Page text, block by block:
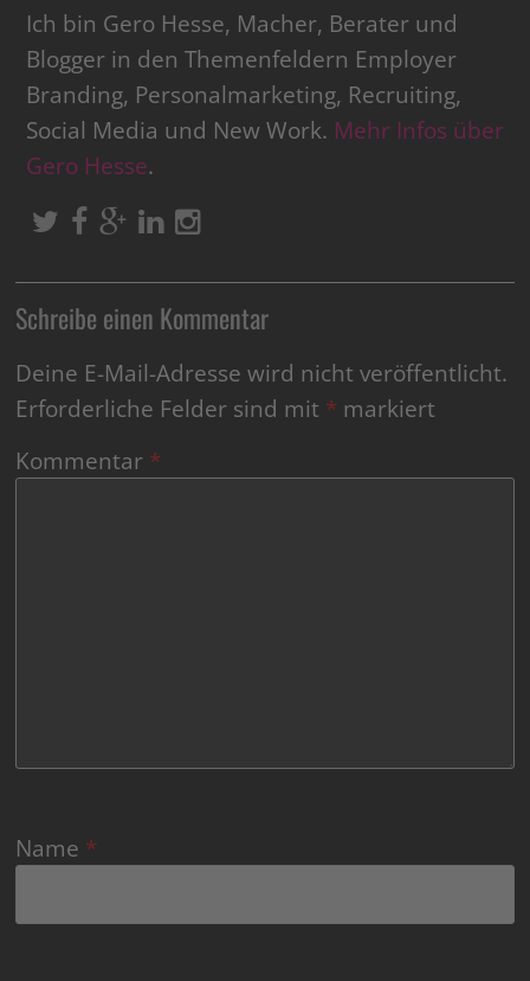
Ich bin Gero Hesse, Macher, Berater und
Blogger in den Themenfeldern Employer
Branding, Personalmarketing, Recruiting,
Social Media und New Work. Mehr Infos über
Gero Hesse.
Schreibe einen Kommentar
Deine E-Mail-Adresse wird nicht veröffentlicht.
Erforderliche Felder sind mit * markiert
Kommentar *
Name *